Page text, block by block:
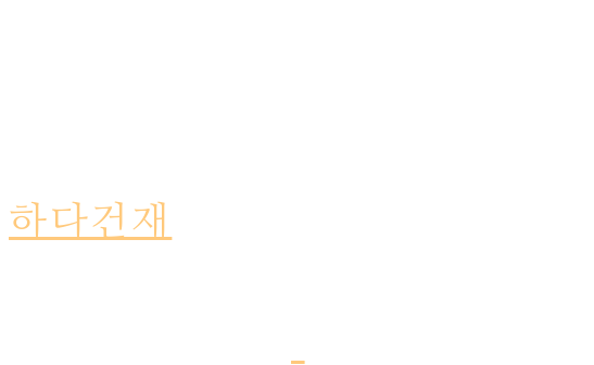
하다건재